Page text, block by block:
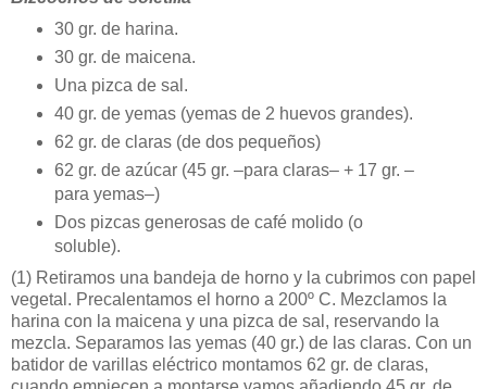
30 gr. de harina.
30 gr. de maicena.
Una pizca de sal.
40 gr. de yemas (yemas de 2 huevos grandes).
62 gr. de claras (de dos pequeños)
62 gr. de azúcar (45 gr. –para claras– + 17 gr. –
para yemas–)
Dos pizcas generosas de café molido (o
soluble).
(1) Retiramos una bandeja de horno y la cubrimos con papel
vegetal. Precalentamos el horno a 200º C. Mezclamos la
harina con la maicena y una pizca de sal, reservando la
mezcla. Separamos las yemas (40 gr.) de las claras. Con un
batidor de varillas eléctrico montamos 62 gr. de claras,